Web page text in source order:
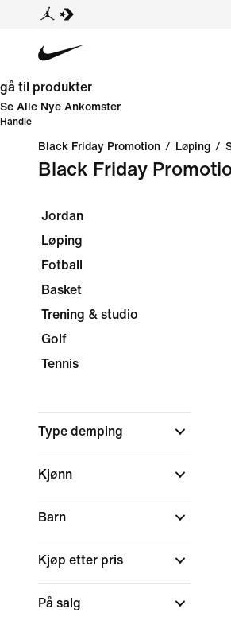
gå til produkter
Se Alle Nye Ankomster
Handle
Black Friday Promotion / Løping /
Black Friday
Jordan
Løping
Fotball
Basket
Trening & studio
Golf
Tennis
Type demping
Kjønn
Barn
Kjøp etter pris
På salg